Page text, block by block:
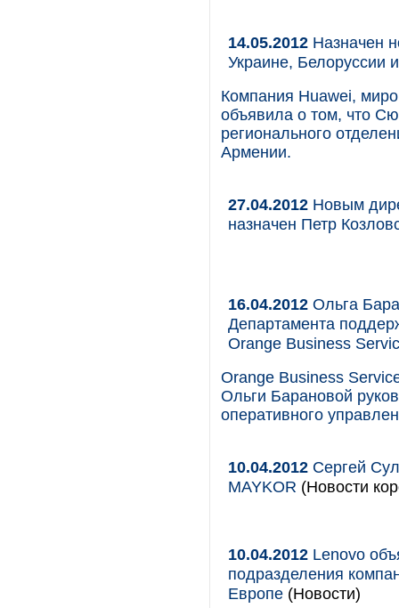
14.05.2012 Назначен
Украине, Белоруссии
Компания Huawei,
объявила о том, что
регионального
Армении.
27.04.2012 Новым
назначен Петр
16.04.2012 Ольга
Департамента
Orange Business
Orange Business
Ольги Барановой
оперативного
10.04.2012 Сергей
MAYKOR (Новости
10.04.2012 Lenovo
подразделения
Европе (Новости)